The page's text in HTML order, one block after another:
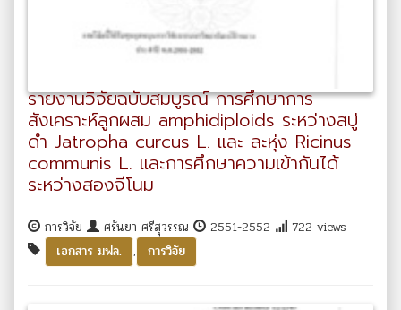
รายงานวิจัยฉบับสมบูรณ์ การศึกษาการ
สังเคราะห์ลูกผสม amphidiploids ระหว่างสบู่
ดำ Jatropha curcus L. และ ละหุ่ง Ricinus
communis L. และการศึกษาความเข้ากันได้
ระหว่างสองจีโนม
การวิจัย ศรันยา ศรีสุวรรณ 2551-2552
722 views
เอกสาร มฟล.
, การวิจัย